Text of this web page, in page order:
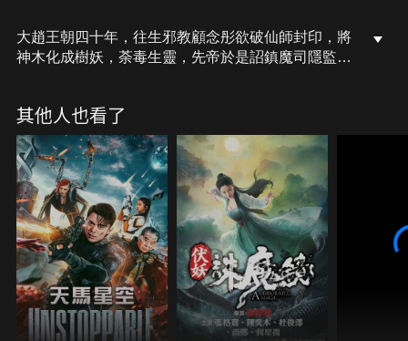
大趙王朝四十年，往生邪教顧念彤欲破仙師封印，將
神木化成樹妖，荼毒生靈，先帝於是詔鎮魔司隱監唐
掘出數十年前唐家、公輸家與鎮魔司的恩怨情仇。而
隨著唐凌峰身世揭曉，他與同伴陸瞳、陸隱兩人的關
係逐漸發生變化，三人也在不知不覺被公輸家的圈套
層層包圍。一本古老祕籍，將改變朝野局勢……。
其他人也看了